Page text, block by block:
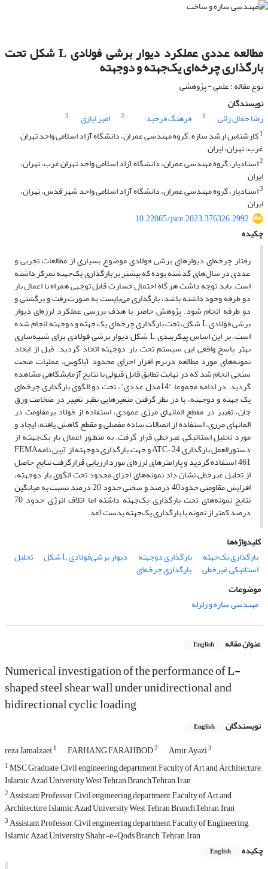
مطالعه عددی عملکرد دیوار برشی فولادی L شکل تحت
بارگذاری چرخه‌ای یک‌جهته و‌‌ دوجهته
نوع مقاله : علمی - پژوهشی
نویسندگان
رضا جمال زائی
1 فرهنگ فرحبد 2 امیر ایازی
3
1کارشناس ارشد سازه، گروه مهندسی عمران، دانشگاه آزاد اسلامی واحد تهران
غرب، تهران، ایران
2استادیار، گروه مهندسی عمران، دانشگاه آزاد اسلامی واحد تهران غرب، تهران،
ایران
3استادیار، گروه مهندسی عمران، دانشگاه آزاد اسلامی واحد شهر قدس، تهران،
ایران
10.22065/jsce.2023.376326.2992
چکیده
رفتار چرخه‌ای دیوارهای برشی فولادی موضوع بسیاری از مطالعات تجربی و
عددی در سال‌های گذشته بوده که بیشتر بر بارگذاری یک‌جهته تمرکز داشته
است. باید توجه داشت هر گاه احتمال خسارت قابل توجهی همراه با اعمال بار
دو طرفه وجود داشته باشد، بارگذاری می‌بایست به صورت رفت و برگشتی و
دو طرفه انجام شود. پژوهش حاضر با هدف بررسی عملکرد لرزه‌ای دیوار
برشی فولادی L شکل، تحت بارگذاری چرخه‌ای یک جهته و دوجهته انجام شده
است. بر این اساس پیکربندی L شکل دیوار برشی فولادی برای شبیه‌سازی
بهتر پاسخ واقعی این سیستم تحت بار دوجهته اتخاذ گردید. قبل از ایجاد
نمونه‌های مورد مطالعه درنرم افزار اجزای محدود آباکوس‌‌، عملیات صحت
سنجی انجام شد که در نهایت تطابق قابل قبولی با نتایج آزمایشگاهی مشاهده
گردید. در ادامه مجموعا "14مدل عددی"، تحت دو الگوی بارگذاری چرخه‌ای
یک جهته و دوجهته، با در نظر گرفتن متغیرهایی نظیر تغییر در ضخامت ورق
جان، تغییر در مقطع المانهای مرزی عمودی، استفاده از فولاد پرمقاومت در
المانهای مرزی، استفاده از اتصالات ساده مفصلی و مقطع کاهش یافته، ایجاد و
مورد تحلیل استاتیکی غیرخطی قرار گرفت. به منظـور اعمال بار یک‌جهتـه از
دستورالعمل بارگذاری ATC-24 و جهت بارگذاری دوجهته از آیین نامهFEMA
461 استفاده گردید و پارامترهای لرزه‌ای مورد ارزیابی قرارگرفت نتایج حاصل
از تحلیل غیرخطی نشان داد نمونه‌های اجزای محدود تحت الگوی بار دوجهته،
افزایش مقاومتی حدود40 درصد و سختی حدود 20 درصد نسبت به میانگین
نتایج نمونه‌های تحت بارگذاری یک‌جهته داشته اما اتلاف انرژی حدود 70
درصد کمتر از نمونه با بارگذاری یک‌جهته بدست آمد.
کلیدواژه‌ها
بارگذاری یک‌حهته
بارگذاری دوجهته دیوار برشی‌فولادی L شکل تحلیل
استاتیکی غیرخطی
بارگذاری چرخه‌ای
موضوعات
مهندسی سازه و زلزله
عنوان مقاله English
Numerical investigation of the performance of L-
shaped steel shear wall under unidirectional and
bidirectional cyclic loading
نویسندگان English
reza Jamalzaei1 FARHANG FARAHBOD2 Amir Ayazi3
1MSC Graduate, Civil engineering department, Faculty of Art and Architecture,
Islamic Azad University West Tehran Branch,Tehran, Iran
2Assistant Professor, Civil engineering department, Faculty of Art and
Architecture, Islamic Azad University West Tehran Branch,Tehran, Iran
3Assistant Professor, Civil engineering department, Faculty of Engineering,
Islamic Azad University Shahr-e-Qods Branch, Tehran, Iran
چکیده
English